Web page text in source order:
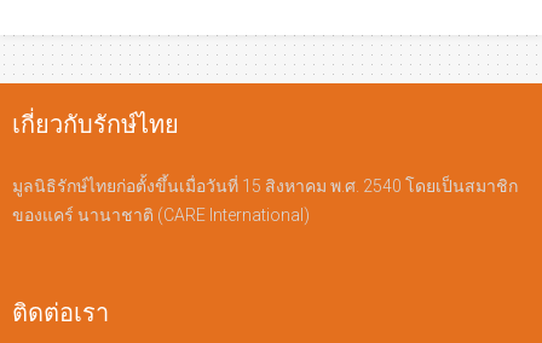
เกี่ยวกับรักษ์ไทย
มูลนิธิรักษ์ไทยก่อตั้งขึ้นเมื่อวันที่ 15 สิงหาคม พ.ศ. 2540 โดยเป็นสมาชิก
ของแคร์ นานาชาติ (CARE International)
ติดต่อเรา